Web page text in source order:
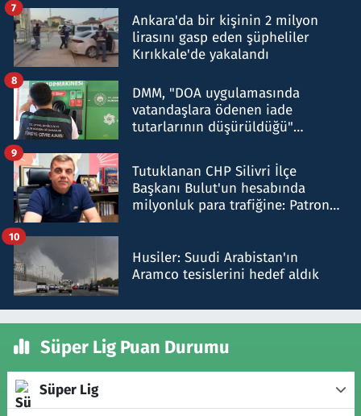
Ankara'da bir kişinin 2 milyon
lirasını gasp eden şüpheliler
Kırıkkale'de yakalandı
7
DMM, "DOA uygulamasında
vatandaşlara ödenen iade
tutarlarının düşürüldüğü"
8
Tutuklanan CHP Silivri İlçe
Başkanı Bulut'un hesabında
milyonluk para trafiğine: Patron
9
Husiler: Suudi Arabistan'ın
Aramco tesislerini hedef aldık
10
Süper Lig Puan Durumu
Süper Lig